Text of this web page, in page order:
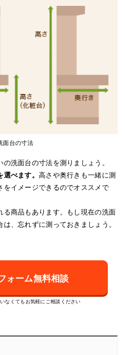
面台の寸法
洗面台の寸法を測りましょう。
選べます。高さや奥行きも一緒に測
をイメージできるのでオススメで
る商品もあります。もし現在の洗面
、忘れずに測っておきましょう。
ォーム無料相談
なくてもお気軽にご相談ください